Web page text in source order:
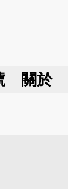
關於